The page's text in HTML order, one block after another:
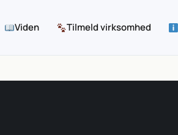
Viden Tilmeld virksomhed